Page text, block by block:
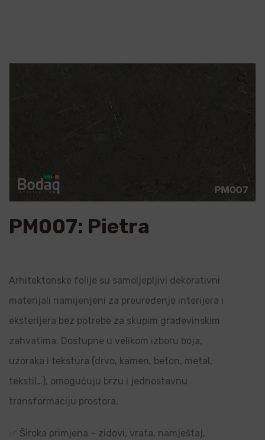
PM007: Pietra
Arhitektonske folije su samoljepljivi dekorativni
materijali namijenjeni za preuređenje interijera i
eksterijera bez potrebe za skupim građevinskim
zahvatima. Dostupne u velikom izboru boja,
uzoraka i tekstura (drvo, kamen, beton, metal,
tekstil…), omogućuju brzu i jednostavnu
transformaciju prostora.
✅ Široka primjena – zidovi, vrata, namještaj,